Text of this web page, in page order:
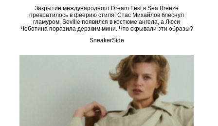
Закрытие международного Dream Fest в Sea Breeze
превратилось в феерию стиля: Стас Михайлов блеснул
гламуром, Seville появился в костюме ангела, а Люси
Чеботина поразила дерзким мини. Что скрывали эти образы?
SneakerSide